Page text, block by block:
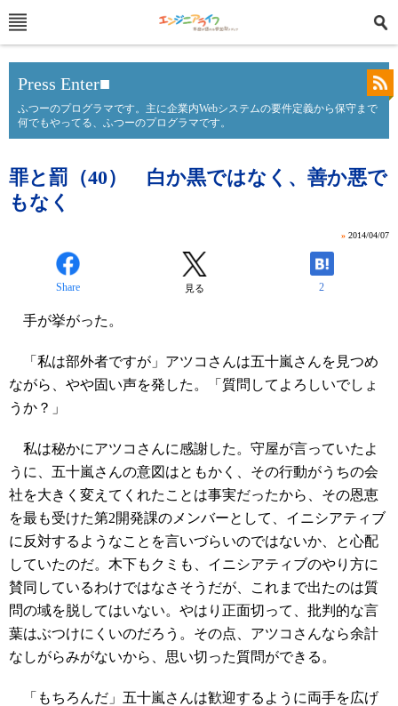
Press Enter■
ふつーのプログラマです。主に企業内Webシステムの要件定義から保守まで
何でもやってる、ふつーのプログラマです。
罪と罰（40） 白か黒ではなく、善か悪で
もなく
» 2014/04/07
Share 見る 2
手が挙がった。
「私は部外者ですが」アツコさんは五十嵐さんを見つめ
ながら、やや固い声を発した。「質問してよろしいでしょ
うか？」
私は秘かにアツコさんに感謝した。守屋が言っていたよ
うに、五十嵐さんの意図はともかく、その行動がうちの会
社を大きく変えてくれたことは事実だったから、その恩恵
を最も受けた第2開発課のメンバーとして、イニシアティブ
に反対するようなことを言いづらいのではないか、と心配
していたのだ。木下もクミも、イニシアティブのやり方に
賛同しているわけではなさそうだが、これまで出たのは質
問の域を脱してはいない。やはり正面切って、批判的な言
葉はぶつけにくいのだろう。その点、アツコさんなら余計
なしがらみがないから、思い切った質問ができる。
「もちろんだ」五十嵐さんは歓迎するように両手を広げ